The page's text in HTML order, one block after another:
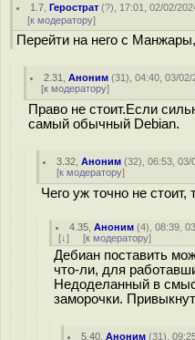
1.7 ,Герострат (?), 17:01, 02/02/
[к модератору]
Перейти на него с
2.31 ,Аноним (31), 04:40, 03/02/
[к модератору]
Право не стоит.Если
самый обычный Debian.
3.32 ,Аноним (32), 06:53, 03/
[к модератору]
Чего уж точно не стоит,
4.35 ,Аноним (4), 08:39,
[↓] [к модератору]
Дебиан поставить
что-ли, для
Недоделанный в
заморочки.
5.40 ,Аноним (31),